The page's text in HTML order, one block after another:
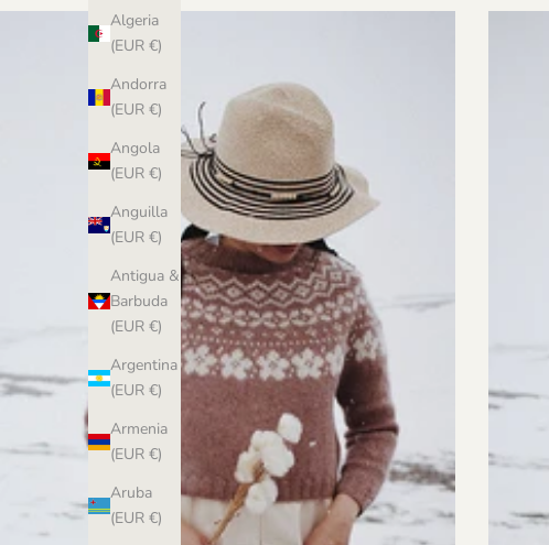
Algeria
(EUR €)
Andorra
(EUR €)
Angola
(EUR €)
Anguilla
(EUR €)
Antigua &
Barbuda
(EUR €)
Argentina
(EUR €)
Armenia
(EUR €)
Aruba
(EUR €)